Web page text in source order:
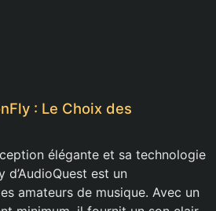
: Le Choix des
élégante et sa technologie
d’AudioQuest est un
amateurs de musique. Avec un